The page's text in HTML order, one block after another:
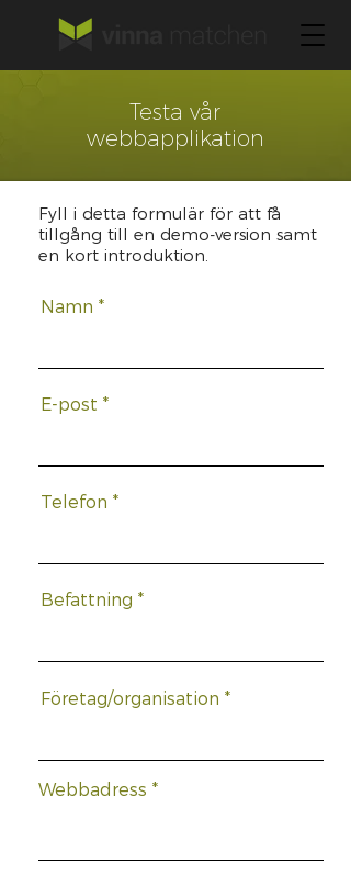
Testa vår
webbapplikation
Fyll i detta formulär för att få
tillgång till en demo-version samt
en kort introduktion.
Namn
E-post
Telefon
Befattning
Företag/organisation
Webbadress